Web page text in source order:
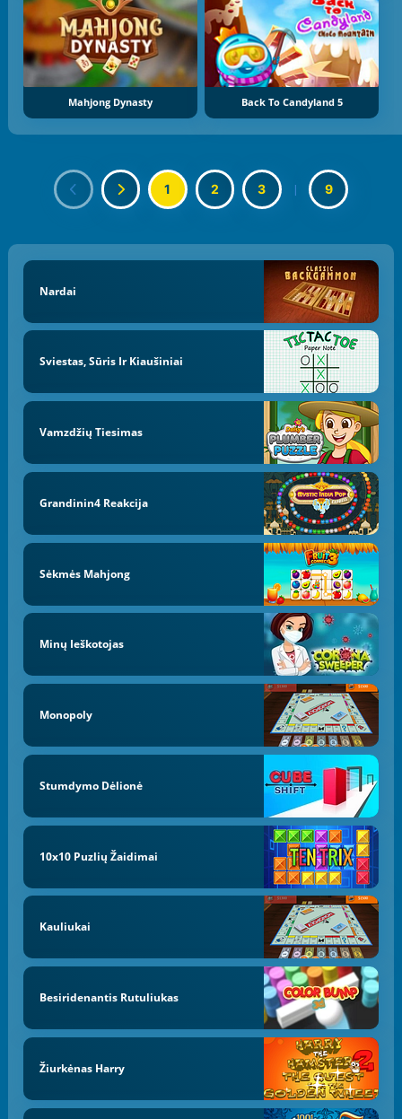
Mahjong Dynasty Back To Candyland 5
1 2 3 | 9
Nardai
Sviestas, Sūris Ir Kiaušiniai
Vamzdžių Tiesimas
Grandinin4 Reakcija
Sėkmės Mahjong
Minų Ieškotojas
Monopoly
Stumdymo Dėlionė
10x10 Puzlių Žaidimai
Kauliukai
Besiridenantis Rutuliukas
Žiurkėnas Harry